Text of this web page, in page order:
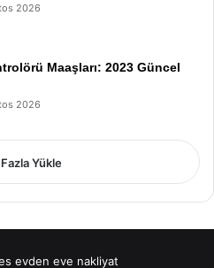
2026
Maaşları: 2023 Güncel
2026
Yükle
evden eve nakliyat